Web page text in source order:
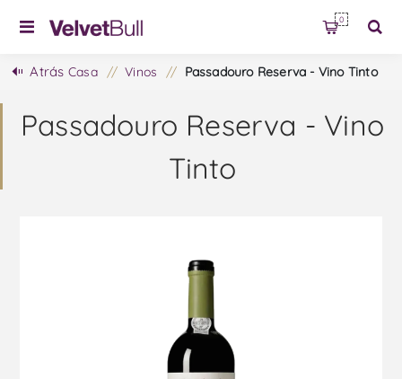
0
Atrás Casa / Vinos / Passadouro Reserva - Vino Tinto
Passadouro Reserva - Vino
Tinto